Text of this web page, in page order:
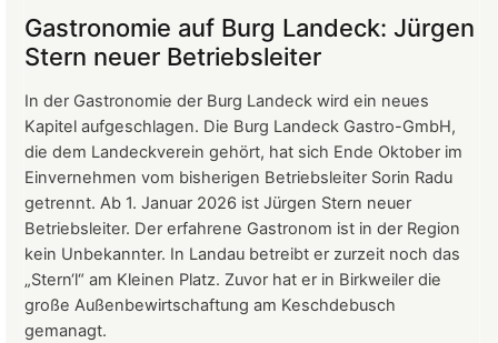
Mitgliederversammlung
vom
März
2026
Gastronomie auf Burg Landeck: Jürgen
Stern neuer Betriebsleiter
In der Gastronomie der Burg Landeck wird ein neues
Kapitel aufgeschlagen. Die Burg Landeck Gastro-GmbH,
die dem Landeckverein gehört, hat sich Ende Oktober im
Einvernehmen vom bisherigen Betriebsleiter Sorin Radu
getrennt. Ab 1. Januar 2026 ist Jürgen Stern neuer
Betriebsleiter. Der erfahrene Gastronom ist in der Region
kein Unbekannter. In Landau betreibt er zurzeit noch das
„Stern‘l“ am Kleinen Platz. Zuvor hat er in Birkweiler die
große Außenbewirtschaftung am Keschdebusch
gemanagt.